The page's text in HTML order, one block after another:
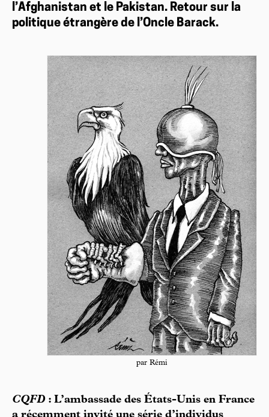
l’Afghanistan et le Pakistan. Retour sur la
politique étrangère de l’Oncle Barack.
par Rémi
CQFD: L’ambassade des États-Unis en France